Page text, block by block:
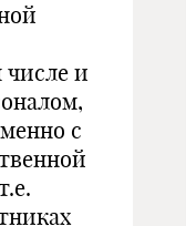
числе и
с